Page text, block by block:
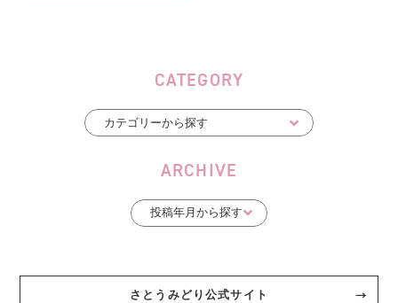
CATEGORY
ARCHIVE
さとうみどり公式サイト